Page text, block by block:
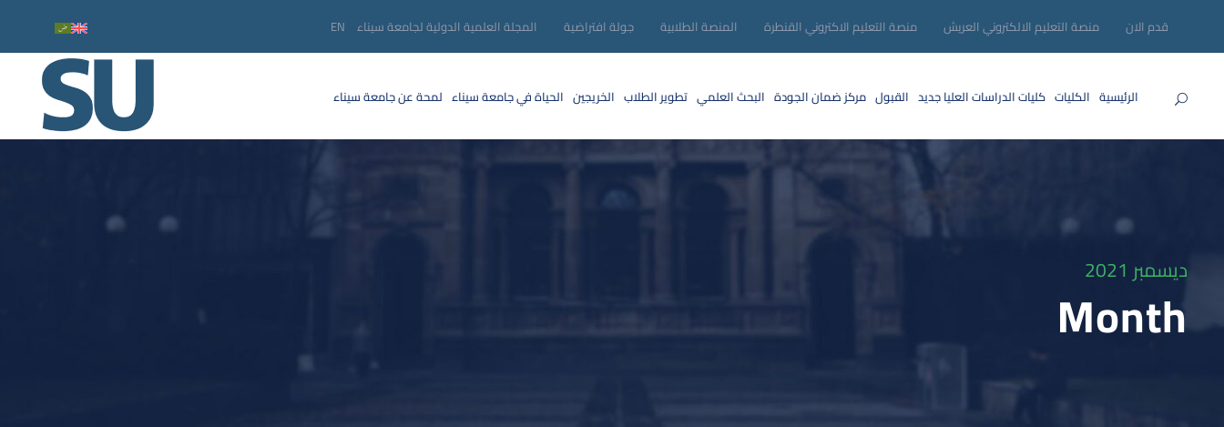
قدم الان منصة التعليم الالكتروني العريش منصة التعليم الاكتروني القنطرة المنصة الطلابية جولة افتراضية المجلة العلمية الدولية لجامعة سيناء EN
الرئيسية الكليات كليات الدراسات العلياجديد القبول مركز ضمان الجودة البحث العلمي تطوير الطلاب الخريجين الحياة في جامعة سيناء لمحة عن جامعة سيناء
ديسمبر 2021
Month